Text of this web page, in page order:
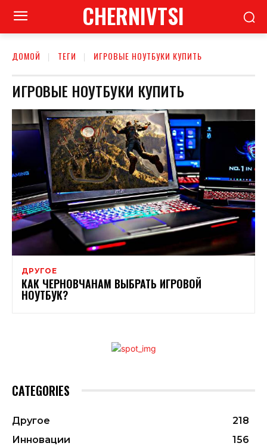
CHERNIVTSI
ДОМОЙ ТЕГИ ИГРОВЫЕ НОУТБУКИ КУПИТЬ
ИГРОВЫЕ НОУТБУКИ КУПИТЬ
ДРУГОЕ
КАК ЧЕРНОВЧАНАМ ВЫБРАТЬ ИГРОВОЙ
НОУТБУК?
CATEGORIES
Другое
218
Инновации
156